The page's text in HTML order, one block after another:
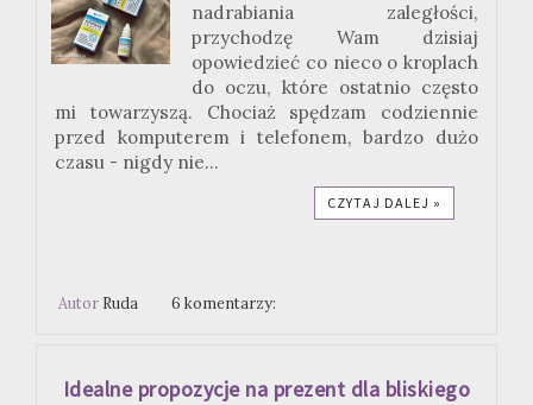
nadrabiania zaległości,
przychodzę Wam dzisiaj
opowiedzieć co nieco o kroplach
do oczu, które ostatnio często
mi towarzyszą. Chociaż spędzam codziennie
przed komputerem i telefonem, bardzo dużo
czasu - nigdy nie...
CZYTAJ DALEJ »
Autor Ruda 6 komentarzy:
Idealne propozycje na prezent dla bliskiego